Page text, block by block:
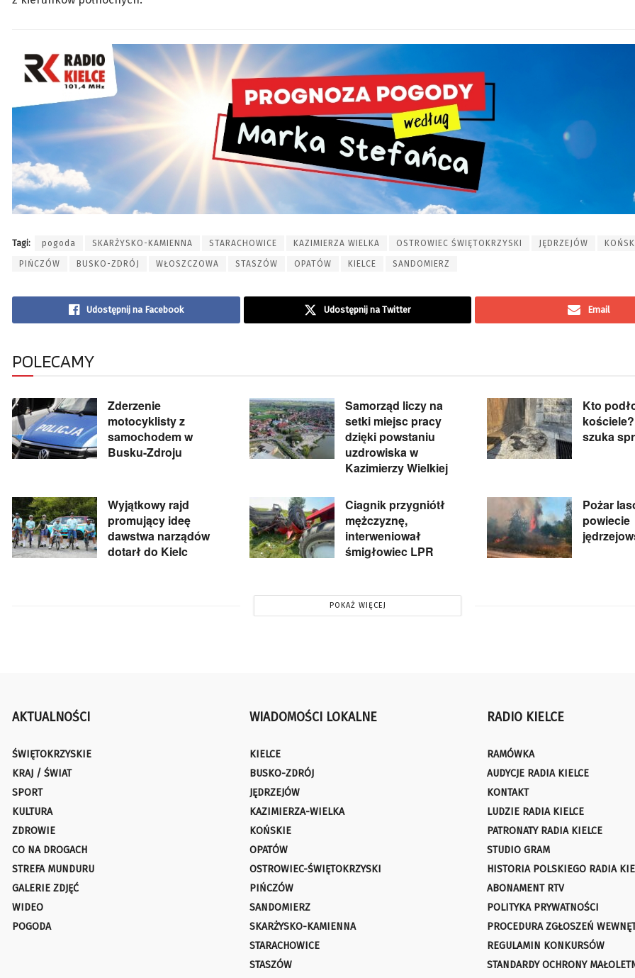
Tagi: pogoda SKARŻYSKO-KAMIENNA STARACHOWICE KAZIMIERZA WIELKA OSTROWIEC ŚWIĘTOKRZYSKI JĘDRZEJÓW
PIŃCZÓW BUSKO-ZDRÓJ WŁOSZCZOWA STASZÓW OPATÓW KIELCE SANDOMIERZ
Udostępnij na Facebook Udostępnij na Twitter Email
POLECAMY
Zderzenie
motocyklisty z
samochodem w
Busku-Zdroju
Samorząd liczy na
setki miejsc pracy
dzięki powstaniu
uzdrowiska w
Kazimierzy Wielkiej
Kto
szuka
Wyjątkowy rajd
promujący ideę
dawstwa narządów
dotarł do Kielc
Ciagnik przygniótł
mężczyznę,
interweniował
śmigłowiec LPR
Pożar
powiecie
POKAŻ WIĘCEJ
AKTUALNOŚCI
ŚWIĘTOKRZYSKIE
KRAJ / ŚWIAT
SPORT
KULTURA
ZDROWIE
CO NA DROGACH
STREFA MUNDURU
GALERIE ZDJĘĆ
WIDEO
POGODA
WIADOMOŚCI LOKALNE
KIELCE
BUSKO-ZDRÓJ
JĘDRZEJÓW
KAZIMIERZA-WIELKA
KOŃSKIE
OPATÓW
OSTROWIEC-ŚWIĘTOKRZYSKI
PIŃCZÓW
SANDOMIERZ
SKARŻYSKO-KAMIENNA
STARACHOWICE
STASZÓW
RADIO KIELCE
RAMÓWKA
AUDYCJE RADIA KIELCE
KONTAKT
LUDZIE RADIA KIELCE
PATRONATY RADIA KIELCE
STUDIO GRAM
HISTORIA POLSKIEGO RADIA
ABONAMENT RTV
POLITYKA PRYWATNOŚCI
PROCEDURA ZGŁOSZEŃ
REGULAMIN KONKURSÓW
STANDARDY OCHRONY